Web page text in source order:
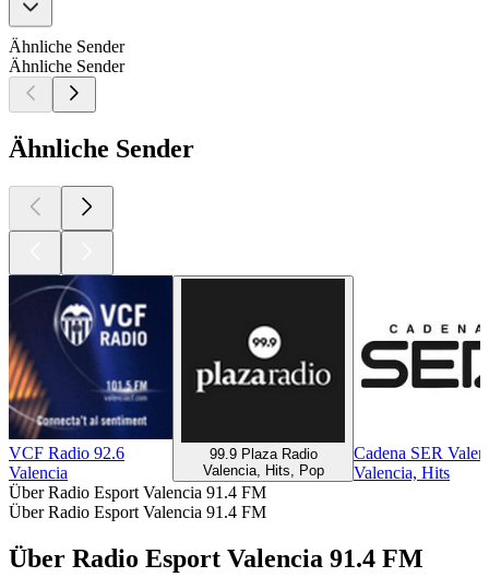
Ähnliche Sender
Ähnliche Sender
Ähnliche Sender
VCF Radio 92.6
Valencia
99.9 Plaza Radio
Valencia, Hits, Pop
Cadena SER
Valencia, Hits
Über Radio Esport Valencia 91.4 FM
Über Radio Esport Valencia 91.4 FM
Über Radio Esport Valencia 91.4 FM